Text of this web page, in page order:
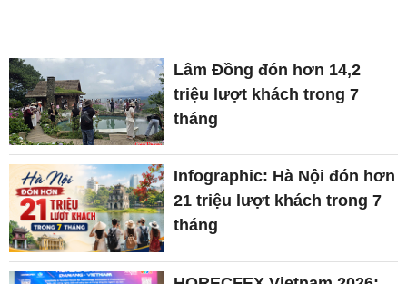
Lâm Đồng đón hơn 14,2
triệu lượt khách trong 7
tháng
Infographic: Hà Nội đón hơn
21 triệu lượt khách trong 7
tháng